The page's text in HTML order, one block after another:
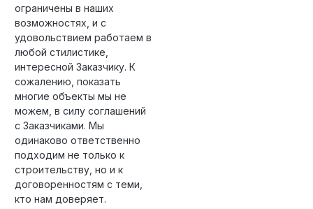
ограничены в наших
возможностях, и с
удовольствием работаем в
любой стилистике,
интересной Заказчику. К
сожалению, показать
многие объекты мы не
можем, в силу соглашений
с Заказчиками. Мы
одинаково ответственно
подходим не только к
строительству, но и к
договоренностям с теми,
кто нам доверяет.